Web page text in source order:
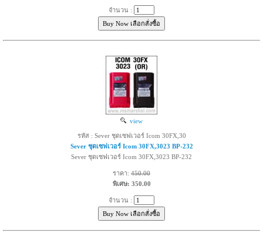
จำนวน :
view
รหัส : Sever ชุดเซฟเวอร์ Icom 30FX,30
Sever ชุดเซฟเวอร์ Icom 30FX,3023 BP-232
Sever ชุดเซฟเวอร์ Icom 30FX,3023 BP-232
ราคา: 450.00
พิเศษ: 350.00
จำนวน :